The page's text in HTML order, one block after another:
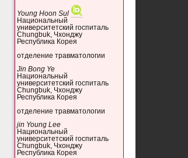
Young Hoon Sul
Национальный
университетский госпиталь
Chungbuk, Чхонджу
Республика Корея
отделение травматологии
Jin Bong Ye
Национальный
университетский госпиталь
Chungbuk, Чхонджу
Республика Корея
отделение травматологии
jin Young Lee
Национальный
университетский госпиталь
Chungbuk, Чхонджу
Республика Корея